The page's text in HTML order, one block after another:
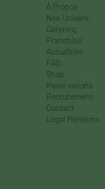
À Propos
Nos Univers
Catering
Franchise
Actualities
FAQ
Shop
Reservations
Recrutement
Contact
Legal Mentions